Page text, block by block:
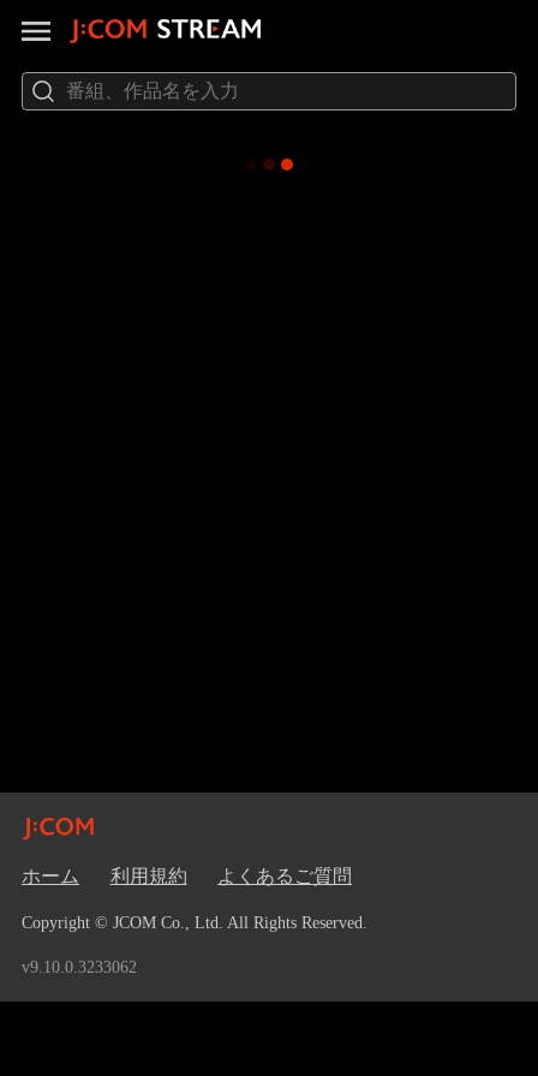
ホーム 利用規約 よくあるご質問
Copyright © JCOM Co., Ltd. All Rights Reserved.
v9.10.0.3233062